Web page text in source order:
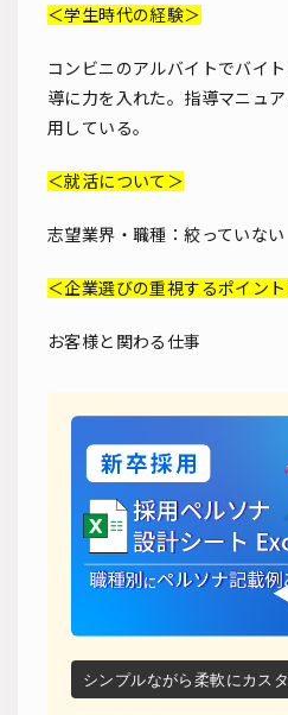
＜学生時代の経験＞
コンビニのアルバイトでバイ
導に力を入れた。指導マニュ
用している。
＜就活について＞
志望業界・職種：絞っていない
＜企業選びの重視するポイン
お客様と関わる仕事
シンプルながら柔軟にカス